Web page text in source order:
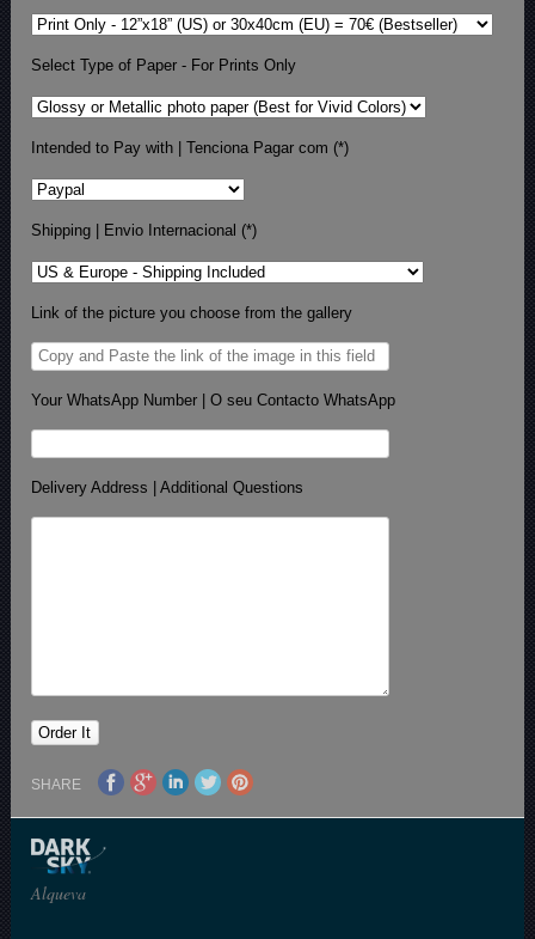
Select Type of Paper - For Prints Only
Intended to Pay with | Tenciona Pagar com (*)
Shipping | Envio Internacional (*)
Link of the picture you choose from the gallery
Your WhatsApp Number | O seu Contacto WhatsApp
Delivery Address | Additional Questions
SHARE
Alqueva